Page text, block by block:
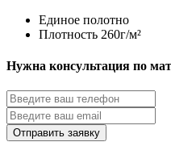
Единое полотно
Плотность 260г/м²
Нужна консультация по